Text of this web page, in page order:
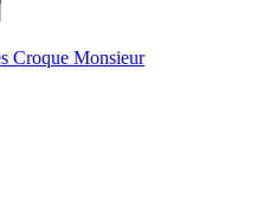
Croque Monsieur